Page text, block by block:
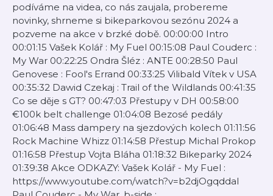
podíváme na videa, co nás zaujala, probereme
novinky, shrneme si bikeparkovou sezónu 2024 a
pozveme na akce v brzké době. 00:00:00 Intro
00:01:15 Vašek Kolář : My Fuel 00:15:08 Paul Couderc :
My War 00:22:25 Ondra Šléz : ANTE 00:28:50 Paul
Genovese : Fool's Errand 00:33:25 Vilibald Vítek v USA
00:35:32 Dawid Czekaj : Trail of the Wildlands 00:41:35
Co se děje s GT? 00:47:03 Přestupy v DH 00:58:00
€100k belt challenge 01:04:08 Bezosé pedály
01:06:48 Mass dampery na sjezdových kolech 01:11:56
Rock Machine Whizz 01:14:58 Přestup Michal Prokop
01:16:58 Přestup Vojta Bláha 01:18:32 Bikeparky 2024
01:39:38 Akce ODKAZY: Vašek Kolář - My Fuel :
https://www.youtube.com/watch?v=b2djOgqddaI